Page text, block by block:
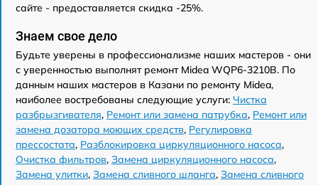
сайте - предоставляется скидка -25%.
Знаем свое дело
Будьте уверены в профессионализме наших мастеров - они
с уверенностью выполнят ремонт Midea WQP6-3210B. По
данным наших мастеров в Казани по ремонту Midea,
наиболее востребованы следующие услуги: Чистка
разбрызгивателя, Ремонт или замена патрубка, Ремонт или
замена дозатора моющих средств, Регулировка
прессостата, Разблокировка циркуляционного насоса,
Очистка фильтров, Замена циркуляционного насоса,
Замена улитки, Замена сливного шланга, Замена сливного